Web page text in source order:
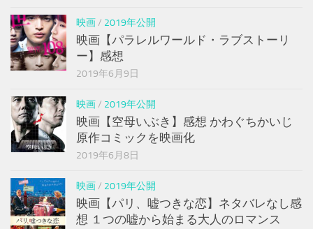
映画/ 2019年公開
映画【パラレルワールド・ラブストーリ
ー】感想
2019年6月9日
映画/ 2019年公開
映画【空母いぶき】感想 かわぐちかいじ
原作コミックを映画化
2019年6月8日
映画/ 2019年公開
映画【パリ、嘘つきな恋】ネタバレなし感
想 １つの嘘から始まる大人のロマンス